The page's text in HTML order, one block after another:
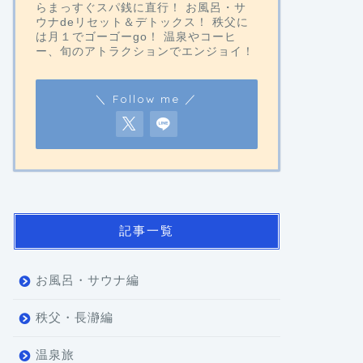
らまっすぐスパ銭に直行！ お風呂・サ
ウナdeリセット＆デトックス！ 秩父に
は月１でゴーゴーgo！ 温泉やコーヒ
ー、旬のアトラクションでエンジョイ！
＼ Follow me ／
記事一覧
お風呂・サウナ編
秩父・長瀞編
温泉旅